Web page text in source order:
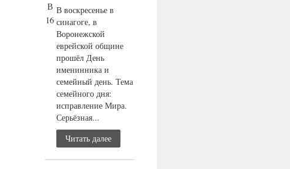
В
16
В воскресенье в
синагоге, в
Воронежской
еврейской общине
прошёл День
именинника и
семейный день. Тема
семейного дня:
исправление Мира.
Серьёзная...
Читать далее